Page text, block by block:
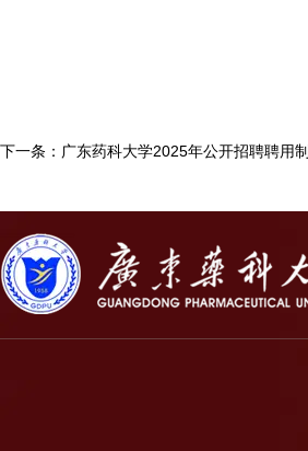
下一条：广东药科大学2025年公开招聘聘用